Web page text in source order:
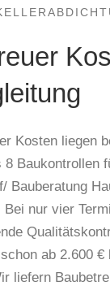
Kosten liegen
8 Baukontrollen
Bauberatung
Bei nur vier
ab 2.600 €
liefern